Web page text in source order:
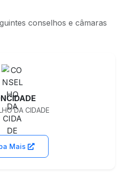
conselhos e câmaras
DA CIDADE
Mais